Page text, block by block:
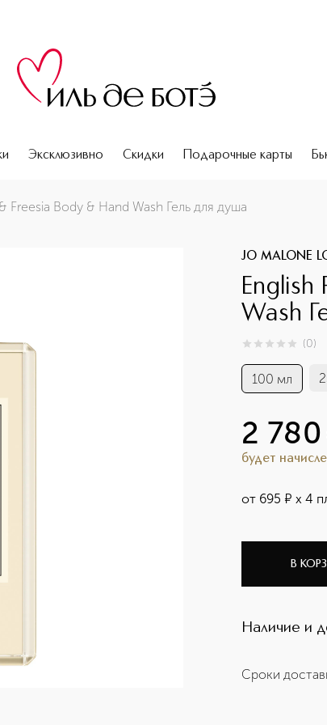
Эксклюзивно Скидки Подарочные карты
Freesia Body & Hand Wash Гель для душа
JO MALONE
English
Wash
0из 0 (0)
100 мл
2 780
будет
от 695 ¤ х 4
В
Наличие и
Сроки